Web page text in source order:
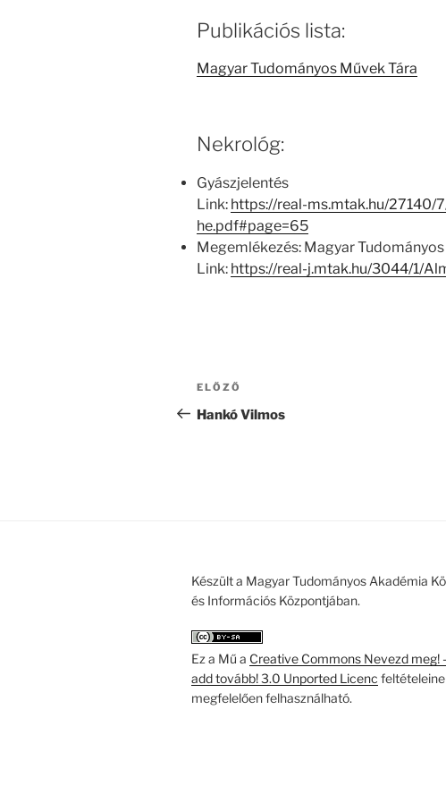
Publikációs lista:
Magyar Tudományos Művek Tára
Nekrológ:
Gyászjelentés
Link: https://real-ms.mtak.hu/27140/
he.pdf#page=65
Megemlékezés: Magyar
Link: https://real-j.mtak.hu/3044/1/
Bejegyzés
navigáció
Korábbi
bejegyzés
ELŐZŐ
Hankó Vilmos
Készült a Magyar Tudományos Akadémia
és Információs Központjában.
Ez a Mű a Creative Commons Nevezd meg!
add tovább! 3.0 Unported Licenc
megfelelően felhasználható.